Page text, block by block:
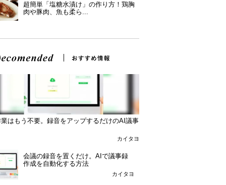
超簡単「塩糖水漬け」の作り方！鶏胸
肉や豚肉、魚も柔ら...
はもう不要。録音をアップするだけのAI議事
カイタヨ
会議の録音を置くだけ。AIで議事録
作成を自動化する方法
カイタヨ